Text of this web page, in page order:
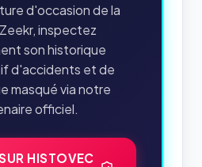
d'occasion de la
inspectez
son historique
d'accidents et de
masqué via notre
officiel.
HISTOVEC